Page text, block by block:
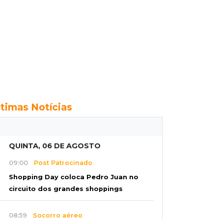
Notícias
QUINTA, 06 DE AGOSTO
09:00 Post Patrocinado
Shopping Day coloca Pedro Juan no
circuito dos grandes shoppings
08:59 Socorro aéreo